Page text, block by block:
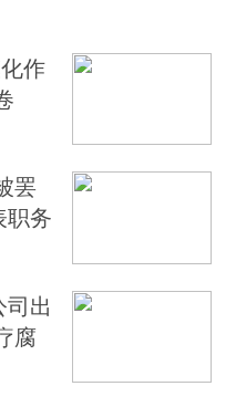
作
罢
职务
司出
腐